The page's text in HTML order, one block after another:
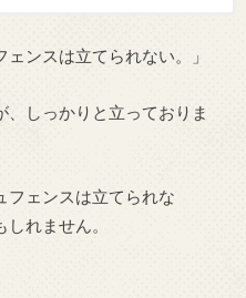
ェンスは立てられない。」
しっかりと立っておりま
フェンスは立てられな
しれません。